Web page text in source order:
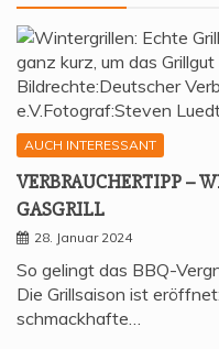
AUCH INTERESSANT
VER­BRAU­CHER­TIPP –
GASGRILL
28. Januar 2024
So gelingt das BBQ-
Die Grillsaison ist
schmackhafte…